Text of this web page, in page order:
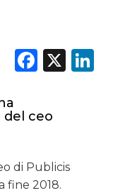
X
del ceo
di Publicis
fine 2018.